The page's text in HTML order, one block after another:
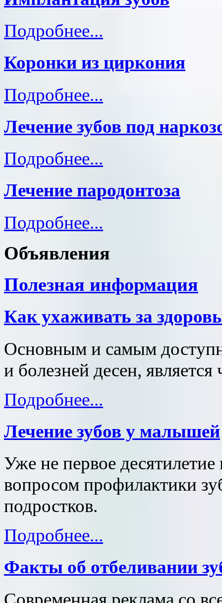
Подробнее...
Коронки из циркония
Подробнее...
Лечение зубов под
Подробнее...
Лечение пародонтоза
Подробнее...
Объявления
Полезная информация
Как ухаживать за
Основным и самым
и болезней десен, является
Подробнее...
Лечение зубов у малышей
Уже не первое
вопросом профилактики
подростков.
Подробнее...
Факты об отбеливании